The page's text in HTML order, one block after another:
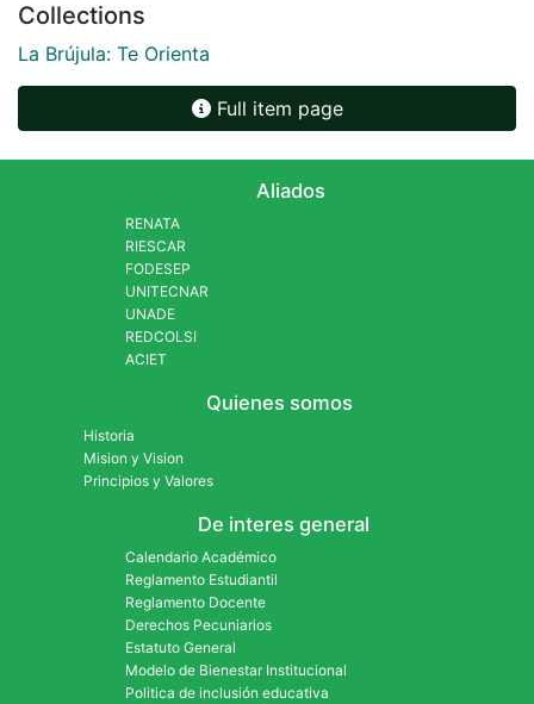
Collections
La Brújula: Te Orienta
Full item page
Aliados
RENATA
RIESCAR
FODESEP
UNITECNAR
UNADE
REDCOLSI
ACIET
Quienes somos
Historia
Mision y Vision
Principios y Valores
De interes general
Calendario Académico
Reglamento Estudiantil
Reglamento Docente
Derechos Pecuniarios
Estatuto General
Modelo de Bienestar Institucional
Politica de inclusión educativa